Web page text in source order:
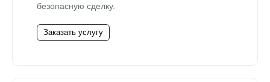
безопасную сделку.
Заказать услугу